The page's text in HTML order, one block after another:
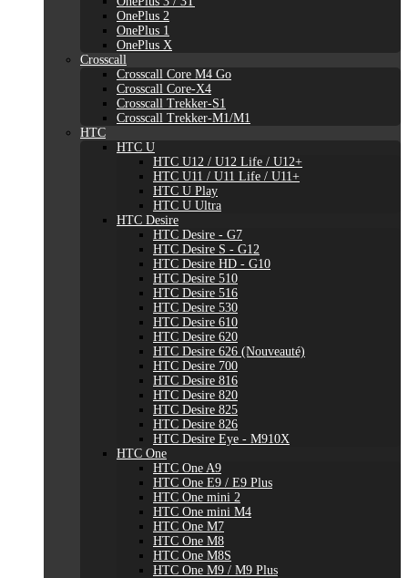
OnePlus 2
OnePlus 1
OnePlus X
Crosscall
Crosscall Core M4 Go
Crosscall Core-X4
Crosscall Trekker-S1
Crosscall Trekker-M1/M1
HTC
HTC U
HTC U12 / U12 Life / U12+
HTC U11 / U11 Life / U11+
HTC U Play
HTC U Ultra
HTC Desire
HTC Desire - G7
HTC Desire S - G12
HTC Desire HD - G10
HTC Desire 510
HTC Desire 516
HTC Desire 530
HTC Desire 610
HTC Desire 620
HTC Desire 626 (Nouveauté)
HTC Desire 700
HTC Desire 816
HTC Desire 820
HTC Desire 825
HTC Desire 826
HTC Desire Eye - M910X
HTC One
HTC One A9
HTC One E9 / E9 Plus
HTC One mini 2
HTC One mini M4
HTC One M7
HTC One M8
HTC One M8S
HTC One M9 / M9 Plus